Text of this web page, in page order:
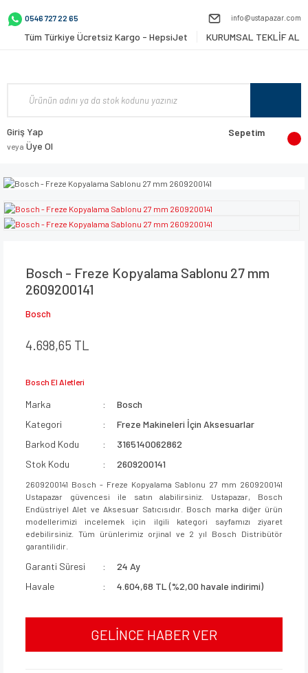
0546 727 22 65 info@ustapazar.com
Tüm Türkiye Ücretsiz Kargo - HepsiJet KURUMSAL TEKLİF AL
Giriş Yap
veya Üye Ol
Sepetim
Bosch - Freze Kopyalama Sablonu 27 mm
2609200141
Bosch
4.698,65 TL
Bosch El Aletleri
Marka
Bosch
Kategori
Freze Makineleri İçin Aksesuarlar
Barkod Kodu
3165140062862
Stok Kodu
2609200141
2609200141 Bosch - Freze Kopyalama Sablonu 27 mm 2609200141
Ustapazar güvencesi ile satın alabilirsiniz. Ustapazar, Bosch
Endüstriyel Alet ve Aksesuar Satıcısıdır. Bosch marka diğer ürün
modellerimizi incelemek için ilgili kategori sayfamızı ziyaret
edebilirsiniz. Tüm ürünlerimiz orjinal ve 2 yıl Bosch Distribütör
garantilidir.
Garanti Süresi
24 Ay
Havale
4.604,68 TL (%2,00 havale indirimi)
GELİNCE HABER VER